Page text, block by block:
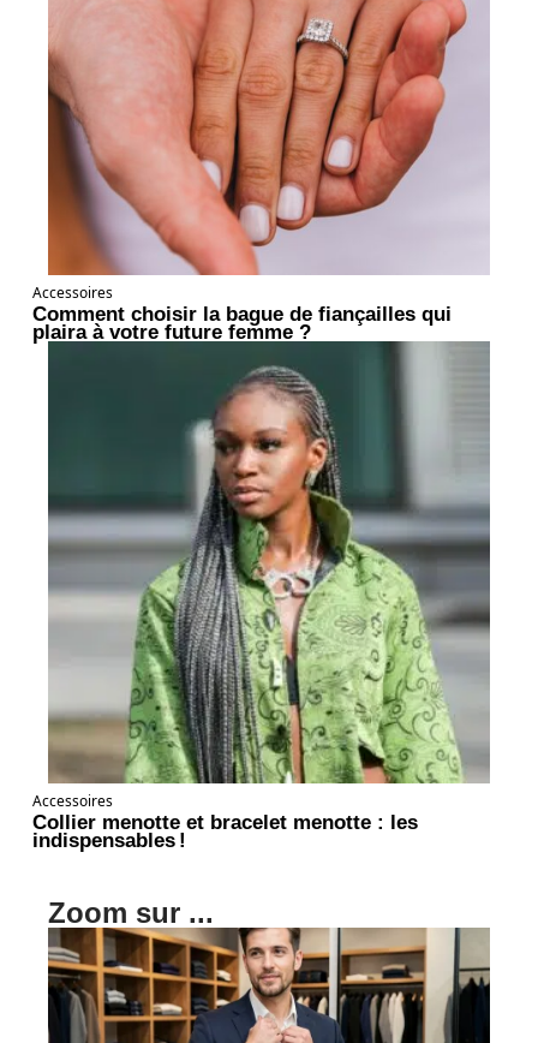
Accessoires
Comment choisir la bague de fiançailles qui
plaira à votre future femme ?
Accessoires
Collier menotte et bracelet menotte : les
indispensables !
Zoom sur ...